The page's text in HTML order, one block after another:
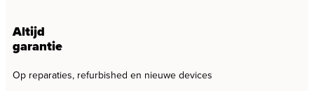
Altijd
garantie
Op reparaties, refurbished en nieuwe devices